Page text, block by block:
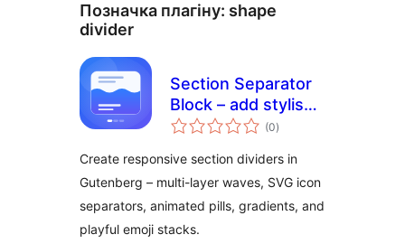
Позначка плагіну: shape
divider
Section Separator
Block – add stylish
dividers between
(0загальний
рейтинг
)
Create responsive section dividers in
Gutenberg – multi-layer waves, SVG icon
separators, animated pills, gradients, and
playful emoji stacks.